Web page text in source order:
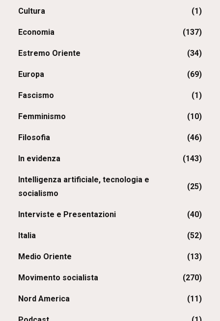
Cultura (1)
Economia (137)
Estremo Oriente (34)
Europa (69)
Fascismo (1)
Femminismo (10)
Filosofia (46)
In evidenza (143)
Intelligenza artificiale, tecnologia e
socialismo
(25)
Interviste e Presentazioni (40)
Italia (52)
Medio Oriente (13)
Movimento socialista (270)
Nord America (11)